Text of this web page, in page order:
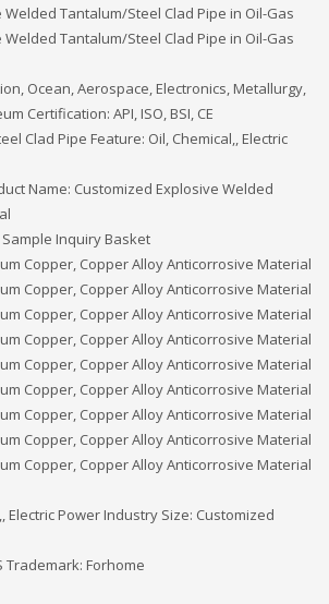
Tantalum/Steel Clad Pipe in Oil-Gas
Tantalum/Steel Clad Pipe in Oil-Gas
Ocean, Aerospace, Electronics, Metallurgy,
Certification: API, ISO, BSI, CE
Clad Pipe Feature: Oil, Chemical,, Electric
Name: Customized Explosive Welded
Inquiry Basket
Copper, Copper Alloy Anticorrosive Material
Copper, Copper Alloy Anticorrosive Material
Copper, Copper Alloy Anticorrosive Material
Copper, Copper Alloy Anticorrosive Material
Copper, Copper Alloy Anticorrosive Material
Copper, Copper Alloy Anticorrosive Material
Copper, Copper Alloy Anticorrosive Material
Copper, Copper Alloy Anticorrosive Material
Copper, Copper Alloy Anticorrosive Material
Electric Power Industry Size: Customized
Trademark: Forhome